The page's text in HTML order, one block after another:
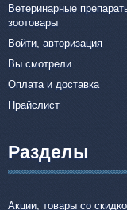
Ветеринарные
зоотовары
Войти, авторизация
Вы смотрели
Оплата и доставка
Прайслист
Разделы
Акции, товары со